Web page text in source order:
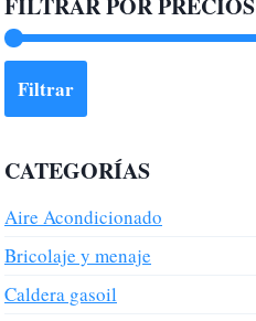
opciones
se
pueden
elegir
página
de
producto
Filtrar
CATEGORÍAS
Aire Acondicionado
Bricolaje y menaje
Caldera gasoil